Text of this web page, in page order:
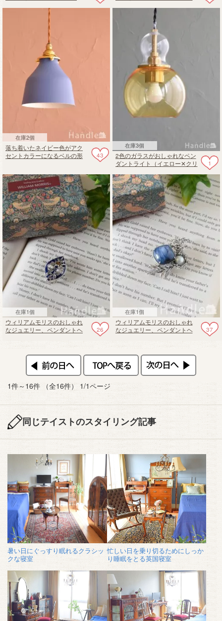
ブルランプ(E26球付・グレイ)
ンデリア電球・ギャラリーA付
在庫2個
43
落ち着いたネイビー色がアク
セントカラーになるベルの形
リア電球・ギャラリーA付き)
在庫3個
1
2色のガラスがおしゃれなペン
ダントライト（イエロー✕クリ
在庫1個
26
ウィリアムモリスのおしゃれ
なジュエリー、ペンダントヘ
在庫1個
37
ウィリアムモリスのおしゃれ
なジュエリー、ペンダントヘ
1件～16件 （全16件） 1/1ページ
同じテイストのスタイリング記事
暑い日にぐっすり眠れるクラシッ
クな寝室
忙しい日を乗り切るためにしっか
り睡眠をとる英国寝室